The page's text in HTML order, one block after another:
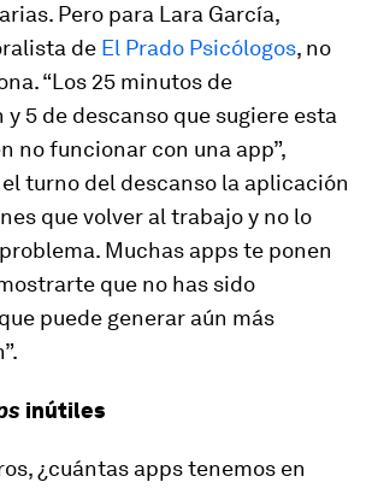
Pero para Lara García,
de El Prado Psicólogos, no
“Los 25 minutos de
5 de descanso que sugiere esta
no funcionar con una app”,
el turno del descanso la aplicación
que volver al trabajo y no lo
Muchas appste ponen
que no has sido
puede generar aún más
inútiles
¿cuántas appstenemos en